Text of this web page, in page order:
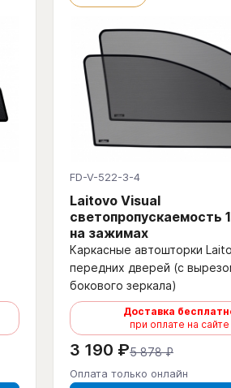
FD-V-522-3-4
Laitovo Visual
светопропускаемость
на зажимах
Каркасные автошторки
передних дверей (с
бокового зеркала)
Доставка
при оплате на сайте
3 190 ₽5 878 ₽
Оплата только онлайн